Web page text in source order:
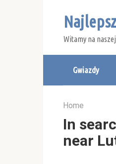
Witamy na
Gwiazdy
Home
In
near